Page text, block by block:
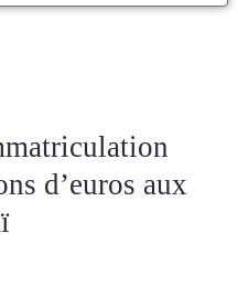
d’euros aux